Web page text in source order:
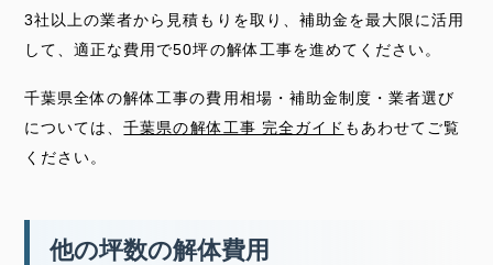
3社以上の業者から見積もりを取り、補助金を最大限に活用
して、適正な費用で50坪の解体工事を進めてください。
千葉県全体の解体工事の費用相場・補助金制度・業者選び
については、千葉県の解体工事 完全ガイド もあわせてご覧
ください。
他の坪数の解体費用